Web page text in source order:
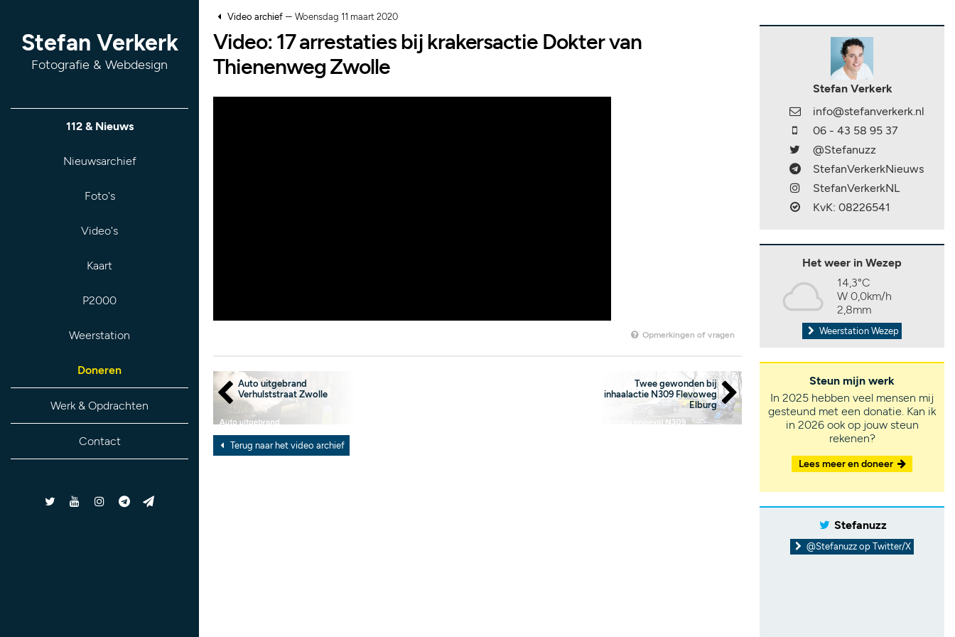
Stefan Verkerk
Fotografie & Webdesign
112 & Nieuws
Nieuwsarchief
Foto's
Video's
Kaart
P2000
Weerstation
Doneren
Werk & Opdrachten
Contact
Video archief– Woensdag 11 maart 2020
Video: 17 arrestaties bij krakersactie Dokter van
Thienenweg Zwolle
Opmerkingen of vragen
Auto uitgebrand
Verhulststraat Zwolle
Twee gewonden bij
inhaalactie N309 Flevoweg
Elburg
Terug naar het video archief
Stefan Verkerk
info@stefanverkerk.nl
06 - 43 58 95 37
@Stefanuzz
StefanVerkerkNieuws
StefanVerkerkNL
KvK: 08226541
Het weer in Wezep
14,3°C
W 0,0km/h
2,8mm
Weerstation Wezep
Steun mijn werk
In 2025 hebben veel mensen mij
gesteund met een donatie. Kan ik
in 2026 ook op jouw steun
rekenen?
Lees meer en doneer
Stefanuzz
@Stefanuzz op Twitter/X